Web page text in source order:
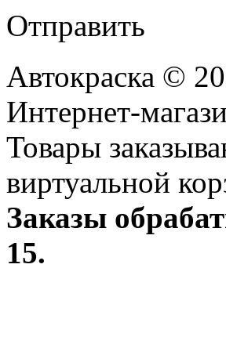
Отправить
Автокраска ©
Интернет-
Товары
виртуальной
Заказы
15.